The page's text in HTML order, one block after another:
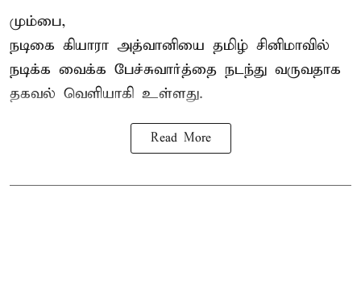
மும்பை,
நடிகை கியாரா அத்வானியை தமிழ் சினிமாவில்
நடிக்க வைக்க பேச்சுவார்த்தை நடந்து வருவதாக
தகவல் வெளியாகி உள்ளது.
Read More